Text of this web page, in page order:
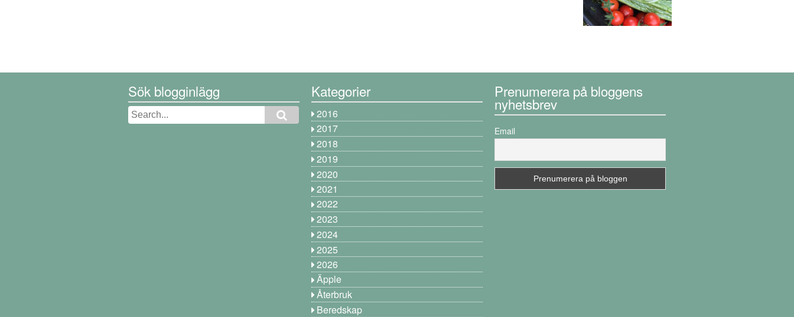
Sök blogginlägg Kategorier
2016
2017
2018
2019
2020
2021
2022
2023
2024
2025
2026
Äpple
Återbruk
Beredskap
Prenumerera på bloggens
nyhetsbrev
Email